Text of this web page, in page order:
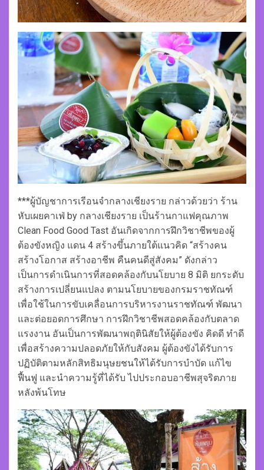
***ผู้บัญชาการเรีอนจำกลางเชียงราย กล่าวด้วยว่า ร้าน
หับเผยคาเฟ่ by กลางเชียงราย เป็นร้านกาแฟคุณภาพ
Clean Food Good Tast อันเกิดจากการฝึกวิชาชีพของผู้
ต้องขังหญิง แดน 4 สร้างขึ้นภายใต้แนวคิด “สร้างคน
สร้างโอกาส สร้างอาชีพ คืนคนดีสู่สังคม” ดังกล่าว
เป็นการดำเนินการที่สอดคล้องกับนโยบาย 8 มิติ ยกระดับ
สร้างการเปลี่ยนแปลง ตามนโยบายของกรมราชทัณฑ์
เพื่อใช้ในการขับเคลื่อนการบริหารงานราชทัณฑ์ พัฒนา
และต่อยอดการศึกษา การฝึกวิชาชีพสอดคล้องกับตลาด
แรงงาน อันเป็นการพัฒนาพฤตินิสัยให้ผู้ต้องขัง คิดดี ทำดี
เพื่อสร้างความปลอดภัยให้กับสังคม ผู้ต้องขังได้รับการ
ปฏิบัติตามหลักสิทธิมนุษยชนให้ได้รับการบำบัด แก้ไข
ฟื้นฟู และนำความรู้ที่ได้รับ ไปประกอบอาชีพสุจริตภาย
หลังพ้นโทษ